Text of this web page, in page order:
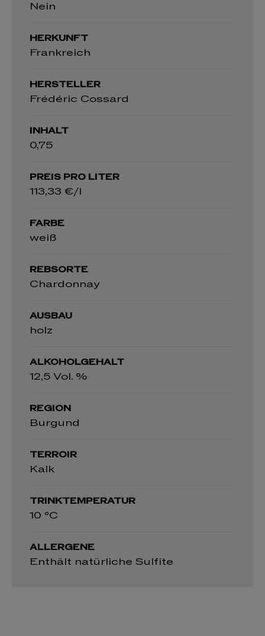
Nein
HERKUNFT
Frankreich
HERSTELLER
Frédéric Cossard
INHALT
0,75
PREIS PRO LITER
113,33 €/l
FARBE
weiß
REBSORTE
Chardonnay
AUSBAU
holz
ALKOHOLGEHALT
12,5 Vol. %
REGION
Burgund
TERROIR
Kalk
TRINKTEMPERATUR
10 °C
ALLERGENE
Enthält natürliche Sulfite